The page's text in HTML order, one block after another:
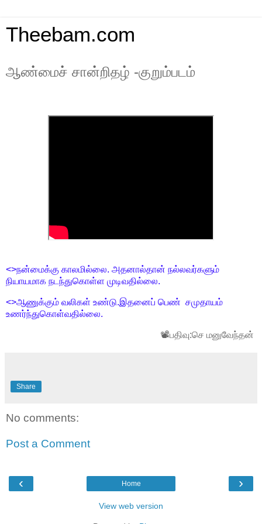
Theebam.com
ஆண்மைச் சான்றிதழ் -குறும்படம்
<>நன்மைக்கு காலமில்லை. அதனால்தான் நல்லவர்களும்
நியாயமாக நடந்துகொள்ள முடிவதில்லை.
<>ஆணுக்கும் வலிகள் உண்டு.இதனைப் பெண் சமுதாயம்
உணர்ந்துகொள்வதில்லை.
📽பதிவு:செ மனுவேந்தன்
Share
No comments:
Post a Comment
‹ ›
Home
View web version